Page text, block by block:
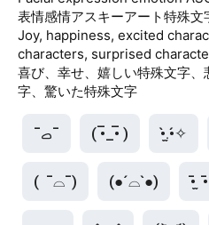
表情感情アスキーアート特殊文
Joy, happiness, excited
characters, surprised
喜び、幸せ、嬉しい特殊文字
字、驚いた特殊文字
¯ࡇ¯ ( •̅_•̅ ) •̀.̫•́✧
(  ¯⌓¯) (●´⌓`●) •̄